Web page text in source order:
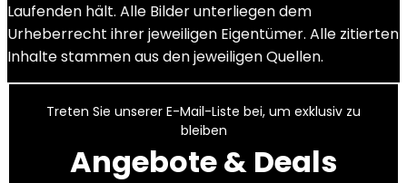
Laufenden hält. Alle Bilder unterliegen dem
Urheberrecht ihrer jeweiligen Eigentümer. Alle zitierten
Inhalte stammen aus den jeweiligen Quellen.
Treten Sie unserer E-Mail-Liste bei, um exklusiv zu
bleiben
Angebote & Deals